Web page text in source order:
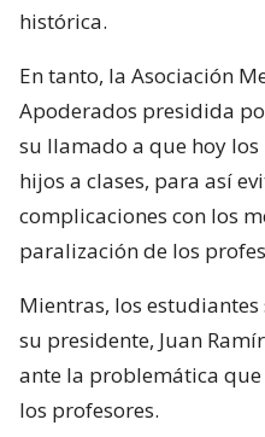
histórica.
En tanto, la Asociación
Apoderados presidida
su llamado a que hoy los
hijos a clases, para así
complicaciones con los
paralización de los
Mientras, los
su presidente, Juan
ante la problemática
los profesores.